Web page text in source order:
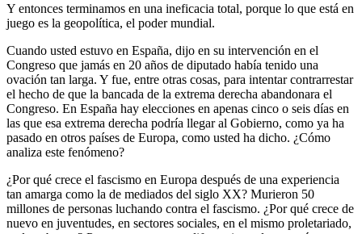
Y entonces terminamos en una ineficacia total, porque lo que está en
juego es la geopolítica, el poder mundial.
Cuando usted estuvo en España, dijo en su intervención en el
Congreso que jamás en 20 años de diputado había tenido una
ovación tan larga. Y fue, entre otras cosas, para intentar contrarrestar
el hecho de que la bancada de la extrema derecha abandonara el
Congreso. En España hay elecciones en apenas cinco o seis días en
las que esa extrema derecha podría llegar al Gobierno, como ya ha
pasado en otros países de Europa, como usted ha dicho. ¿Cómo
analiza este fenómeno?
¿Por qué crece el fascismo en Europa después de una experiencia
tan amarga como la de mediados del siglo XX? Murieron 50
millones de personas luchando contra el fascismo. ¿Por qué crece de
nuevo en juventudes, en sectores sociales, en el mismo proletariado,